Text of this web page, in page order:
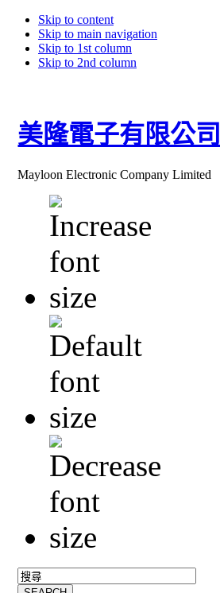
Skip to content
Skip to main navigation
Skip to 1st column
Skip to 2nd column
美隆電子有限公司
Mayloon Electronic Company Limited